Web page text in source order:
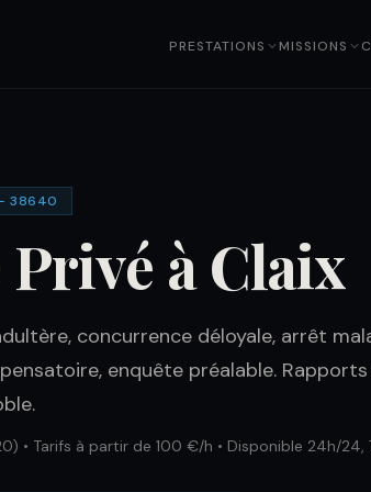
PRESTATIONS MISSIONS
— 38640
à Claix
concurrence déloyale, arrêt
enquête préalable.
• Tarifs à partir de 100 €/h • Disponible 24h/24,